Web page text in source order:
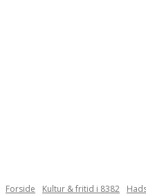
Forside Kultur & fritid i 8382